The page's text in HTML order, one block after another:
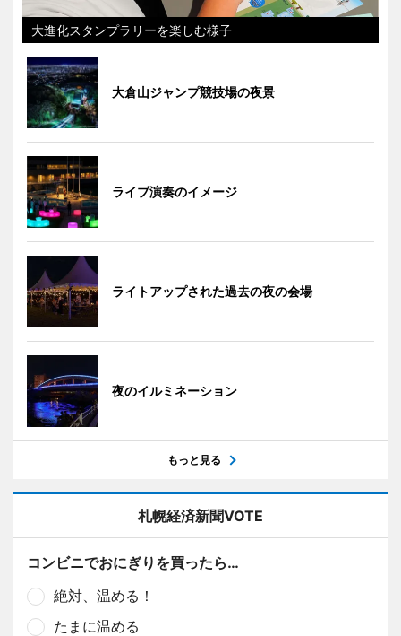
大進化スタンプラリーを楽しむ様子
大倉山ジャンプ競技場の夜景
ライブ演奏のイメージ
ライトアップされた過去の夜の会場
夜のイルミネーション
もっと見る
札幌経済新聞VOTE
コンビニでおにぎりを買ったら…
絶対、温める！
たまに温める